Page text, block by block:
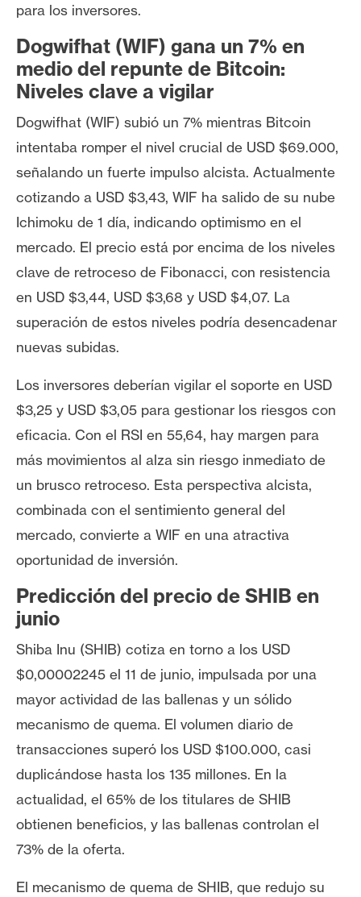
P
r
e
n
s
a
T
e
m
s
e
c
r
s
o
s
C
o
n
t
a
t
o
y
u
b
l
i
c
d
a
para los inversores.
Dogwifhat (WIF) gana un 7% en
medio del repunte de Bitcoin:
Niveles clave a vigilar
Dogwifhat (WIF) subió un 7% mientras Bitcoin
intentaba romper el nivel crucial de USD $69.000,
señalando un fuerte impulso alcista. Actualmente
cotizando a USD $3,43, WIF ha salido de su nube
Ichimoku de 1 día, indicando optimismo en el
mercado. El precio está por encima de los niveles
clave de retroceso de Fibonacci, con resistencia
en USD $3,44, USD $3,68 y USD $4,07. La
superación de estos niveles podría desencadenar
nuevas subidas.
Los inversores deberían vigilar el soporte en USD
$3,25 y USD $3,05 para gestionar los riesgos con
eficacia. Con el RSI en 55,64, hay margen para
más movimientos al alza sin riesgo inmediato de
un brusco retroceso. Esta perspectiva alcista,
combinada con el sentimiento general del
mercado, convierte a WIF en una atractiva
oportunidad de inversión.
Predicción del precio de SHIB en
junio
Shiba Inu (SHIB) cotiza en torno a los USD
$0,00002245 el 11 de junio, impulsada por una
mayor actividad de las ballenas y un sólido
mecanismo de quema. El volumen diario de
transacciones superó los USD $100.000, casi
duplicándose hasta los 135 millones. En la
actualidad, el 65% de los titulares de SHIB
obtienen beneficios, y las ballenas controlan el
73% de la oferta.
El mecanismo de quema de SHIB, que redujo su